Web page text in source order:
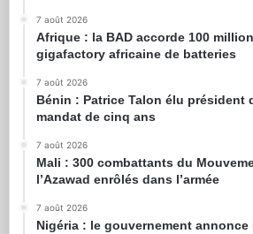
7 août 2026
Afrique : la BAD accorde 100
gigafactory africaine de batteries
7 août 2026
Bénin : Patrice Talon élu président
mandat de cinq ans
7 août 2026
Mali : 300 combattants du
l’Azawad enrôlés dans l’armée
7 août 2026
Nigéria : le gouvernement